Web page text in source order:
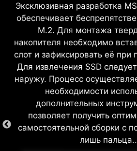
Эксклюзивная разработка
обеспечивает
M.2. Для монтажа
накопителя необходимо
слот и зафиксировать её
Для извлечения SSD
наружу. Процесс
необходимости
дополнительных
позволяет получить
самостоятельной сборки с
лишь пальца..
винт нанесена защитная
предотвратить
материнской
подключения к интернету,
установку в несколько
*Убедитесь, что у вас есть
иначе Установщик Утилиты
запустится
*MSI Установщик Утилиты
доступен в Windows 11
ДИАГНОСТИЧЕСКАЯ
EZ DEBUG LED
Встроенные
источник неполадки,
могли оперативно
пользователей
функций разгона одним
процессора, так и для
повысить
в детали